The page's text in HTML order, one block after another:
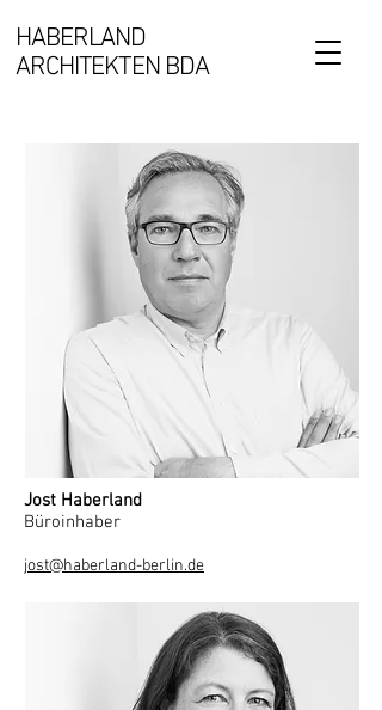
HABERLAND
ARCHITEKTEN BDA
Jost Haberland
Büroinhaber
jost@haberland-berlin.de